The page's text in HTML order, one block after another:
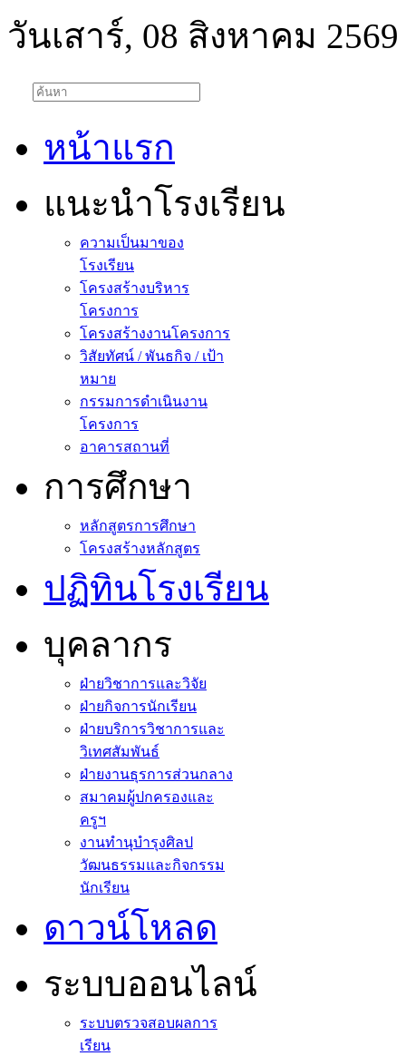
วันเสาร์, 08 สิงหาคม 2569
หน้าแรก
แนะนำโรงเรียน
ความเป็นมาของ
โรงเรียน
โครงสร้างบริหาร
โครงการ
โครงสร้างงานโครงการ
วิสัยทัศน์ / พันธกิจ / เป้า
หมาย
กรรมการดำเนินงาน
โครงการ
อาคารสถานที่
การศึกษา
หลักสูตรการศึกษา
โครงสร้างหลักสูตร
ปฏิทินโรงเรียน
บุคลากร
ฝ่ายวิชาการและวิจัย
ฝ่ายกิจการนักเรียน
ฝ่ายบริการวิชาการและ
วิเทศสัมพันธ์
ฝ่ายงานธุรการส่วนกลาง
สมาคมผู้ปกครองและ
ครูฯ
งานทำนุบำรุงศิลป
วัฒนธรรมและกิจกรรม
นักเรียน
ดาวน์โหลด
ระบบออนไลน์
ระบบตรวจสอบผลการ
เรียน